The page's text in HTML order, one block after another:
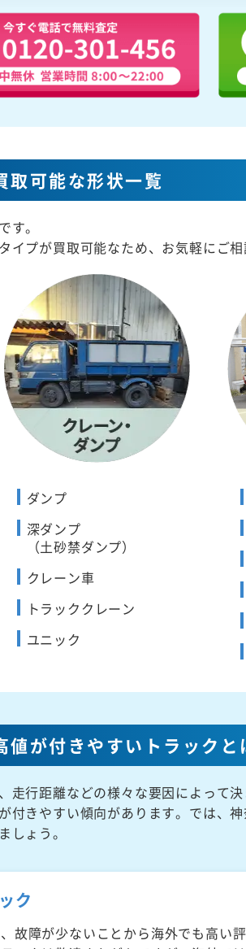
取可能な形状一覧
す。
プが買取可能なため、お気軽にご相
ダンプ
深ダンプ
（土砂禁ダンプ）
クレーン車
トラッククレーン
ユニック
が付きやすいトラックと
走行距離などの様々な要因によって
付きやすい傾向があります。では、
しょう。
ク
故障が少ないことから海外でも高い